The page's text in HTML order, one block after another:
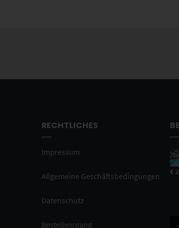
RECHTLICHES
Impressum
Allgemeine Geschäftsbedingungen
Datenschutz
Bestellvorgang
€